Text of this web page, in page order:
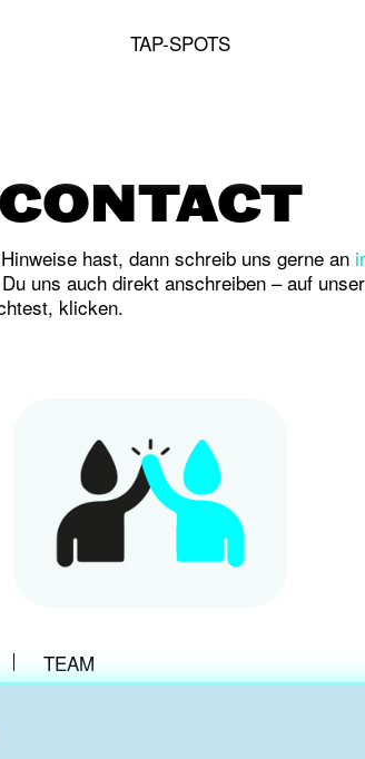
TAP-SPOTS
CONTACT
hast, dann schreib uns gerne an
uns auch direkt anschreiben – auf
klicken.
TEAM